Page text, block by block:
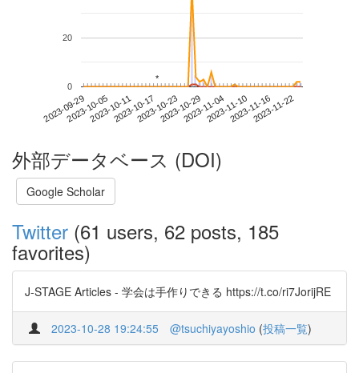
2023-09-292023-10-052023-10-112023-10-172023-10-232023-10-292023-11-042023-11-102023-11-162023-11-22
0
20
**
外部データベース (DOI)
Google Scholar
Twitter (61 users, 62 posts, 185
favorites)
J-STAGE Articles - 学会は手作りできる https://t.co/ri7JorijRE
2023-10-28 19:24:55 @tsuchiyayoshio (投稿一覧)